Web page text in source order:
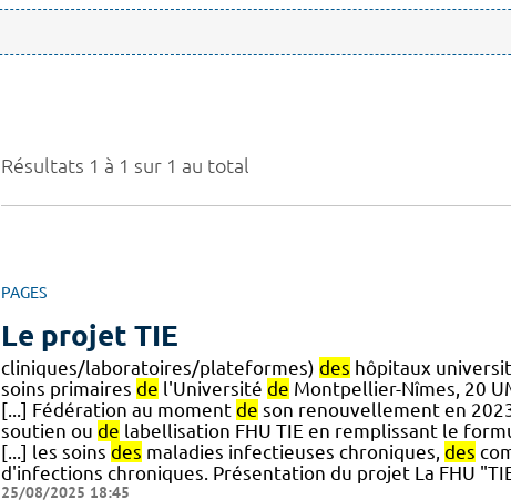
Résultats 1 à 1 sur 1 au total
PAGES
Le projet TIE
cliniques/laboratoires/plateformes) des hôpitaux
soins primaires de l'Université de Montpellier-Nîmes, 20
[...] Fédération au moment de son renouvellement en
soutien ou de labellisation FHU TIE en remplissant le
[...] les soins des maladies infectieuses chroniques, des
d'infections chroniques. Présentation du projet La FHU
25/08/2025 18:45